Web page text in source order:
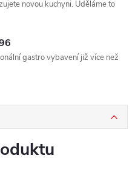
novou kuchyni. Uděláme to
gastro vybavení již více než